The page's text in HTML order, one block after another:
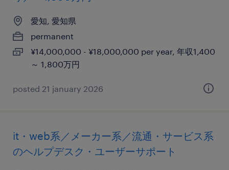
愛知, 愛知県
permanent
¥14,000,000 - ¥18,000,000 per year, 年収1,400
～ 1,800万円
posted 21 january 2026
it・web系／メーカー系／流通・サービス系
のヘルプデスク・ユーザーサポート